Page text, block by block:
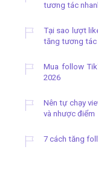
tương tác
Tại sao lượt
tăng tương tác
Mua follow
2026
Nên tự chạy
và nhược điểm
7 cách tăng